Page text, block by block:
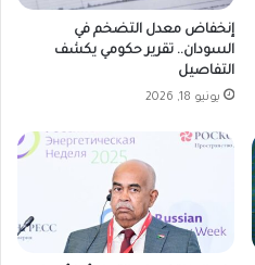
إنخفاض معدل التضخم في
السودان.. تقرير حكومي يكشف
التفاصيل
يونيو 18, 2026